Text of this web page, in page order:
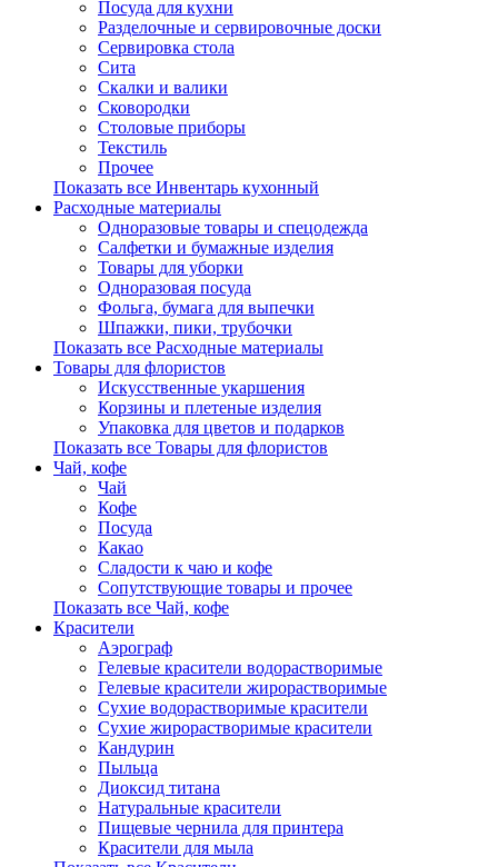
Посуда для кухни
Разделочные и сервировочные доски
Сервировка стола
Сита
Скалки и валики
Сковородки
Столовые приборы
Текстиль
Прочее
Показать все Инвентарь кухонный
Расходные материалы
Одноразовые товары и спецодежда
Салфетки и бумажные изделия
Товары для уборки
Одноразовая посуда
Фольга, бумага для выпечки
Шпажки, пики, трубочки
Показать все Расходные материалы
Товары для флористов
Искусственные укаршения
Корзины и плетеные изделия
Упаковка для цветов и подарков
Показать все Товары для флористов
Чай, кофе
Чай
Кофе
Посуда
Какао
Сладости к чаю и кофе
Сопутствующие товары и прочее
Показать все Чай, кофе
Красители
Аэрограф
Гелевые красители водорастворимые
Гелевые красители жирорастворимые
Сухие водорастворимые красители
Сухие жирорастворимые красители
Кандурин
Пыльца
Диоксид титана
Натуральные красители
Пищевые чернила для принтера
Красители для мыла